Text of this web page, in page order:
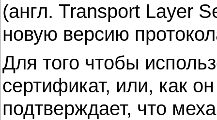
(англ. Transport Layer
новую версию
Для того чтобы
сертификат, или, как
подтверждает, что